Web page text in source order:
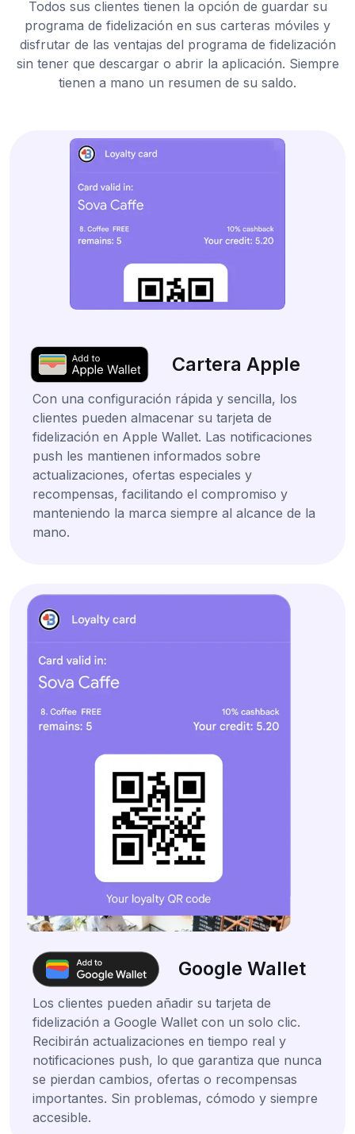
Todos sus clientes tienen la opción de guardar su
programa de fidelización en sus carteras móviles y
disfrutar de las ventajas del programa de fidelización
sin tener que descargar o abrir la aplicación. Siempre
tienen a mano un resumen de su saldo.
Cartera Apple
Con una configuración rápida y sencilla, los
clientes pueden almacenar su tarjeta de
fidelización en Apple Wallet. Las notificaciones
push les mantienen informados sobre
actualizaciones, ofertas especiales y
recompensas, facilitando el compromiso y
manteniendo la marca siempre al alcance de la
mano.
Google Wallet
Los clientes pueden añadir su tarjeta de
fidelización a Google Wallet con un solo clic.
Recibirán actualizaciones en tiempo real y
notificaciones push, lo que garantiza que nunca
se pierdan cambios, ofertas o recompensas
importantes. Sin problemas, cómodo y siempre
accesible.